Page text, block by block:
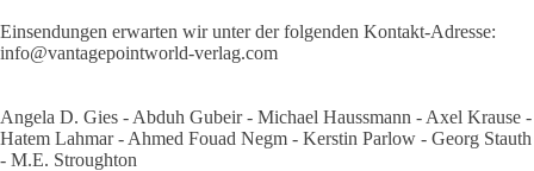
Einsendungen erwarten wir unter der folgenden Kontakt-Adresse:
info@vantagepointworld-verlag.com
Angela D. Gies - Abduh Gubeir - Michael Haussmann - Axel Krause -
Hatem Lahmar - Ahmed Fouad Negm - Kerstin Parlow - Georg Stauth
- M.E. Stroughton